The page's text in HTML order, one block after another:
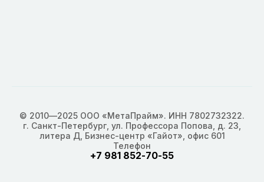
© 2010—2025 ООО «МетаПрайм». ИНН 7802732322.
г. Санкт-Петербург, ул. Профессора Попова, д. 23,
литера Д, Бизнес-центр «Гайот», офис 601
Телефон
+7 981 852-70-55